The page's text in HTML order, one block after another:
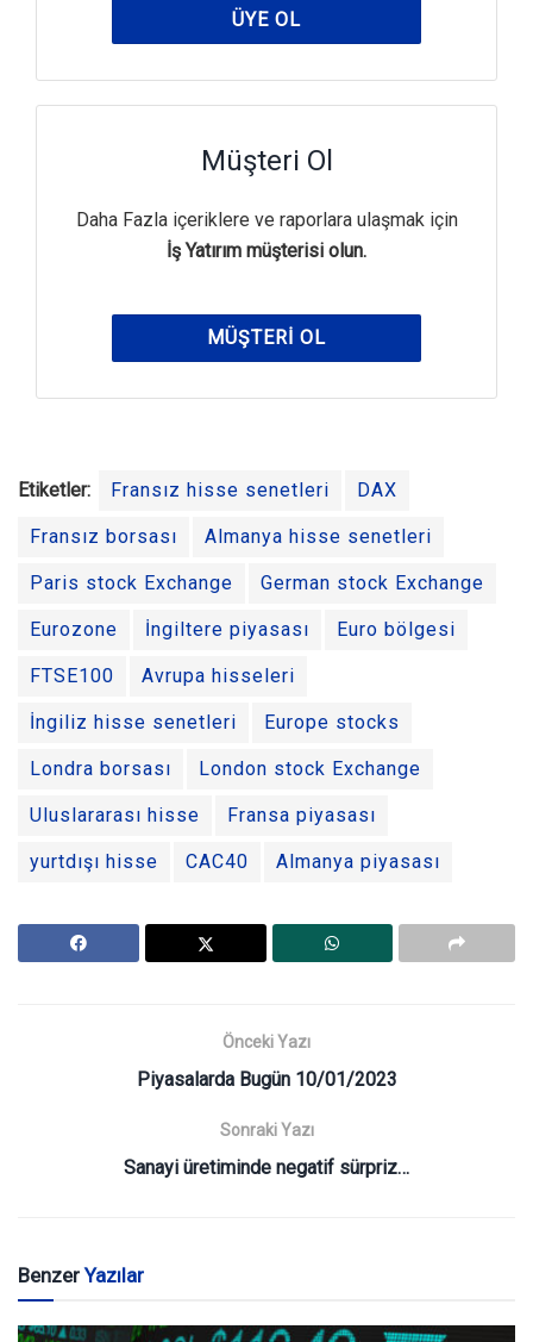
ÜYE OL
Müşteri Ol
Daha Fazla içeriklere ve raporlara ulaşmak için
İş Yatırım müşterisi olun.
MÜŞTERI OL
Etiketler: Fransız hisse senetleri DAX
Fransız borsası Almanya hisse senetleri
Paris stock Exchange German stock Exchange
Eurozone İngiltere piyasası Euro bölgesi
FTSE100 Avrupa hisseleri
İngiliz hisse senetleri Europe stocks
Londra borsası London stock Exchange
Uluslararası hisse Fransa piyasası
yurtdışı hisse CAC40 Almanya piyasası
Önceki Yazı
Piyasalarda Bugün 10/01/2023
Sonraki Yazı
Sanayi üretiminde negatif sürpriz…
BenzerYazılar